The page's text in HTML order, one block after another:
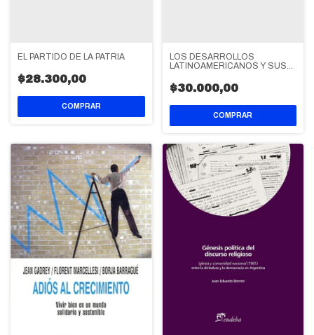
EL PARTIDO DE LA PATRIA
$28.300,00
LOS DESARROLLOS
LATINOAMERICANOS Y SUS
$30.000,00